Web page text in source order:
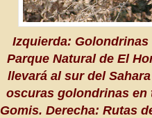
Izquierda:
Parque Natural de El
llevará al sur del
oscuras golondrinas
Gomis. Derecha: Rutas